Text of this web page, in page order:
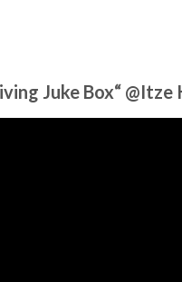
Juke Box“